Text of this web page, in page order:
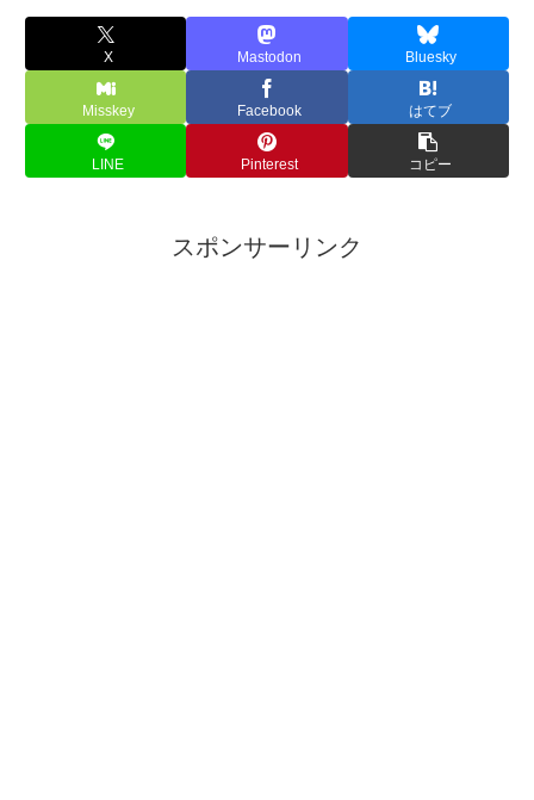
X Mastodon Bluesky
Misskey Facebook はてブ
LINE Pinterest コピー
スポンサーリンク